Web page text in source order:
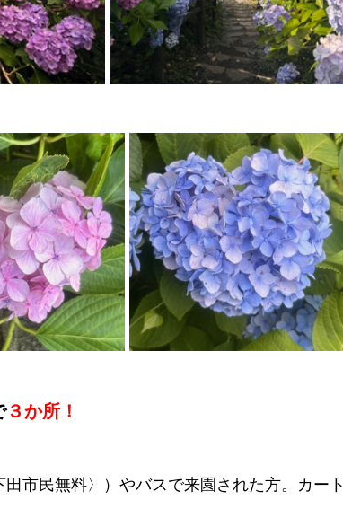
３か所！
市民無料〉）やバスで来園された方。カート